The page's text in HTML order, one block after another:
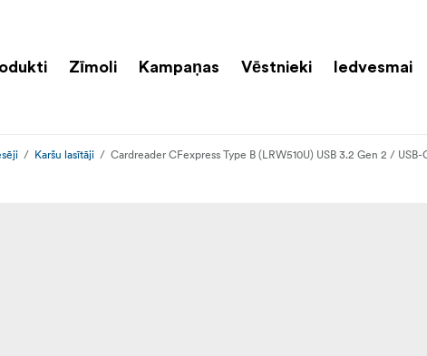
Zīmoli Kampaņas Vēstnieki Iedvesmai
Karšu lasītāji Cardreader CFexpress Type B (LRW510U) USB 3.2 Gen 2 /